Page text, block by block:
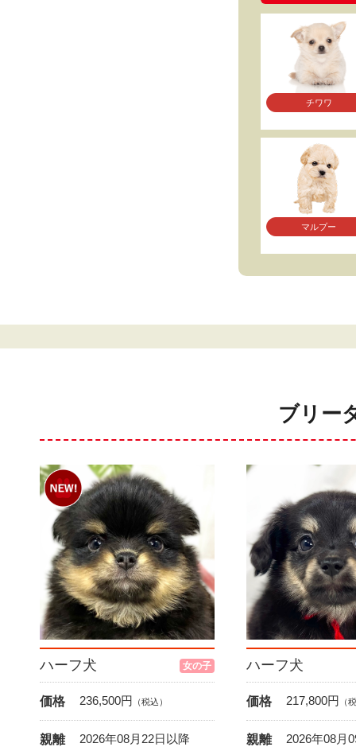
チワワ
マルプー
ブリー
ハーフ犬 女の子
価格 236,500円 （税込）
親離
2026年08月22日以降
ハーフ犬
価格 217,800円 （
親離
2026年08月